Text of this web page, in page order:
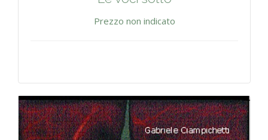
Prezzo non indicato